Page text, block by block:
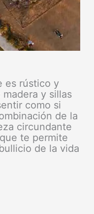
es rústico y
y sillas
como si
de la
circundante
te permite
de la vida